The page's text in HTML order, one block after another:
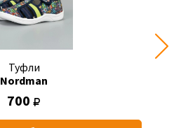
Туфли
Nordman
700